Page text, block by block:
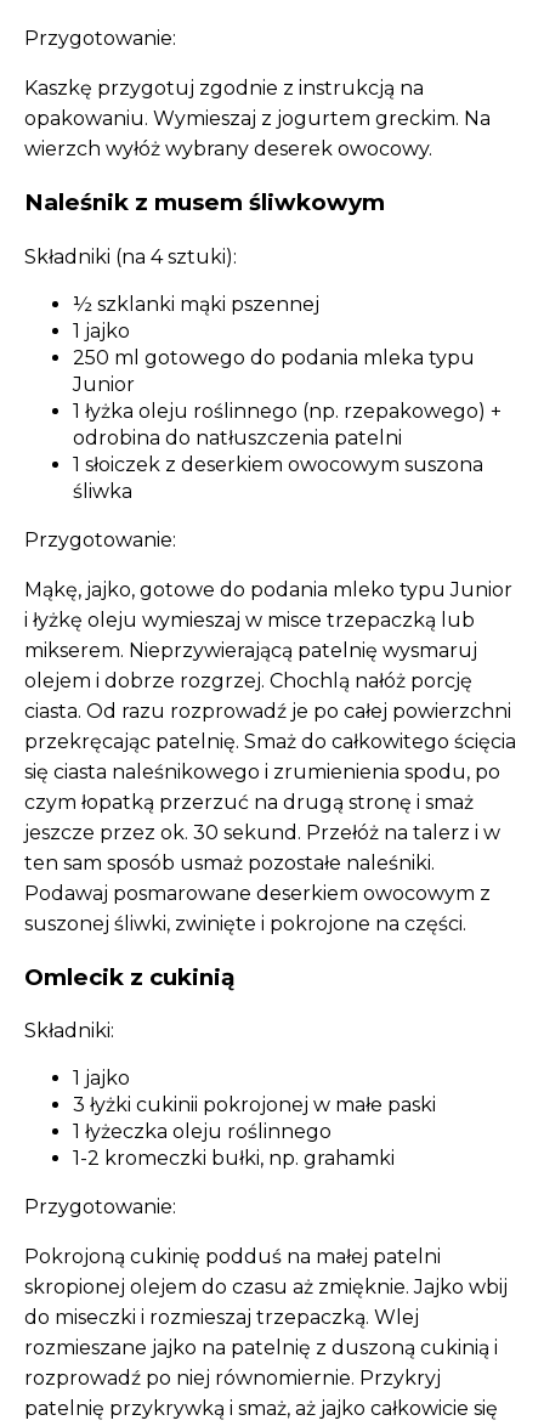
Przygotowanie:
Kaszkę przygotuj zgodnie z instrukcją na
opakowaniu. Wymieszaj z jogurtem greckim. Na
wierzch wyłóż wybrany deserek owocowy.
Naleśnik z musem śliwkowym
Składniki (na 4 sztuki):
½ szklanki mąki pszennej
1 jajko
250 ml gotowego do podania mleka typu
Junior
1 łyżka oleju roślinnego (np. rzepakowego) +
odrobina do natłuszczenia patelni
1 słoiczek z deserkiem owocowym suszona
śliwka
Przygotowanie:
Mąkę, jajko, gotowe do podania mleko typu Junior
i łyżkę oleju wymieszaj w misce trzepaczką lub
mikserem. Nieprzywierającą patelnię wysmaruj
olejem i dobrze rozgrzej. Chochlą nałóż porcję
ciasta. Od razu rozprowadź je po całej powierzchni
przekręcając patelnię. Smaż do całkowitego ścięcia
się ciasta naleśnikowego i zrumienienia spodu, po
czym łopatką przerzuć na drugą stronę i smaż
jeszcze przez ok. 30 sekund. Przełóż na talerz i w
ten sam sposób usmaż pozostałe naleśniki.
Podawaj posmarowane deserkiem owocowym z
suszonej śliwki, zwinięte i pokrojone na części.
Omlecik z cukinią
Składniki:
1 jajko
3 łyżki cukinii pokrojonej w małe paski
1 łyżeczka oleju roślinnego
1-2 kromeczki bułki, np. grahamki
Przygotowanie:
Pokrojoną cukinię podduś na małej patelni
skropionej olejem do czasu aż zmięknie. Jajko wbij
do miseczki i rozmieszaj trzepaczką. Wlej
rozmieszane jajko na patelnię z duszoną cukinią i
rozprowadź po niej równomiernie. Przykryj
patelnię przykrywką i smaż, aż jajko całkowicie się